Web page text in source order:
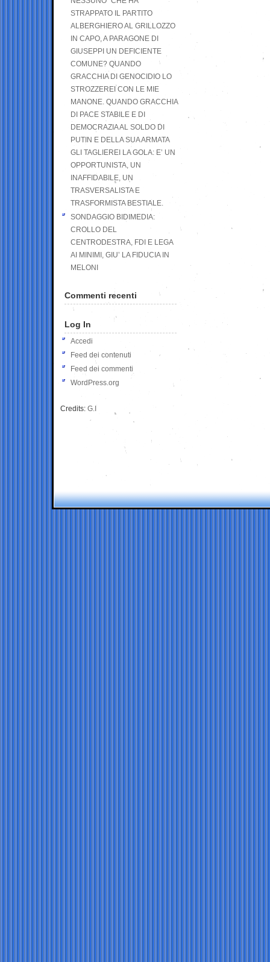
STRAPPATO IL PARTITO
ALBERGHIERO AL GRILLOZZO
IN CAPO, A PARAGONE DI
GIUSEPPI UN DEFICIENTE
COMUNE? QUANDO
GRACCHIA DI GENOCIDIO LO
STROZZEREI CON LE MIE
MANONE. QUANDO GRACCHIA
DI PACE STABILE E DI
DEMOCRAZIA AL SOLDO DI
PUTIN E DELLA SUA ARMATA
GLI TAGLIEREI LA GOLA: E’ UN
OPPORTUNISTA, UN
INAFFIDABILE, UN
TRASVERSALISTA E
TRASFORMISTA BESTIALE.
SONDAGGIO BIDIMEDIA:
CROLLO DEL
CENTRODESTRA, FDI E LEGA
AI MINIMI, GIU’ LA FIDUCIA IN
MELONI
Commenti recenti
Log In
Accedi
Feed dei contenuti
Feed dei commenti
WordPress.org
Credits: G.I